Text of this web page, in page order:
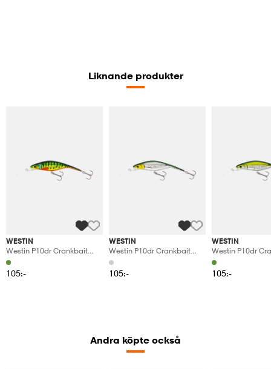
Liknande produkter
WESTIN
Westin P10dr Crankbait
10cm 16g Floating Firetiger
Flash
105:-
WESTIN
Westin P10dr Crankbait
10cm 16g Floating
Headlight
105:-
WESTIN
Westin P10dr
10cm 16g
Minnow
105:-
Andra köpte också